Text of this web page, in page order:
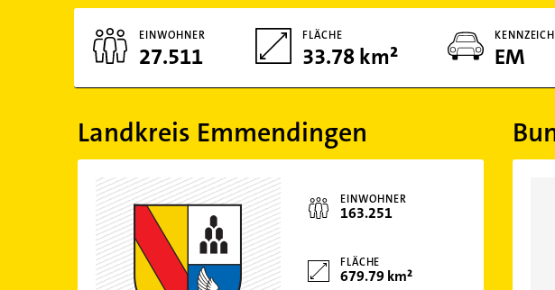
EINWOHNER
27.511
FLÄCHE
33.78 km² EM
Landkreis Emmendingen
EINWOHNER
163.251
FLÄCHE
679.79 km²